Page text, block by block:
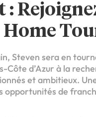
:
Steven sera en
Côte d’Azur à la
et ambitieux.
opportunités de